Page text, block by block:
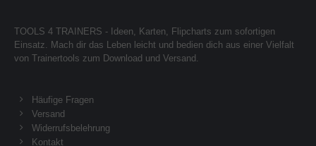
TOOLS 4 TRAINERS - Ideen, Karten, Flipcharts zum sofortigen
Einsatz. Mach dir das Leben leicht und bedien dich aus einer Vielfalt
von Trainertools zum Download und Versand.
Häufige Fragen
Versand
Widerrufsbelehrung
Kontakt